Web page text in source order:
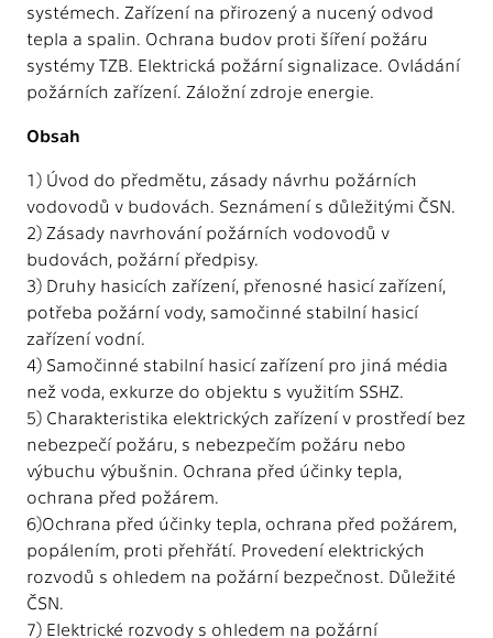
systémech. Zařízení na přirozený a nucený odvod
tepla a spalin. Ochrana budov proti šíření požáru
systémy TZB. Elektrická požární signalizace. Ovládání
požárních zařízení. Záložní zdroje energie.
Obsah
1) Úvod do předmětu, zásady návrhu požárních
vodovodů v budovách. Seznámení s důležitými ČSN.
2) Zásady navrhování požárních vodovodů v
budovách, požární předpisy.
3) Druhy hasicích zařízení, přenosné hasicí zařízení,
potřeba požární vody, samočinné stabilní hasicí
zařízení vodní.
4) Samočinné stabilní hasicí zařízení pro jiná média
než voda, exkurze do objektu s využitím SSHZ.
5) Charakteristika elektrických zařízení v prostředí bez
nebezpečí požáru, s nebezpečím požáru nebo
výbuchu výbušnin. Ochrana před účinky tepla,
ochrana před požárem.
6)Ochrana před účinky tepla, ochrana před požárem,
popálením, proti přehřátí. Provedení elektrických
rozvodů s ohledem na požární bezpečnost. Důležité
ČSN.
7) Elektrické rozvody s ohledem na požární